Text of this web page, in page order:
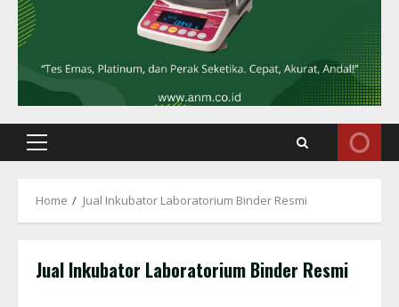
Primary
Home Jual Inkubator Laboratorium Binder Resmi
Jual Inkubator Laboratorium Binder Resmi